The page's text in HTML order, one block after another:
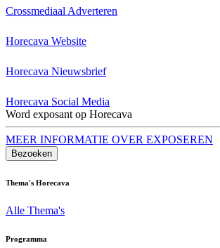
Crossmediaal Adverteren
Horecava Website
Horecava Nieuwsbrief
Horecava Social Media
Word exposant op Horecava
MEER INFORMATIE OVER EXPOSEREN
Bezoeken
Thema's Horecava
Alle Thema's
Programma